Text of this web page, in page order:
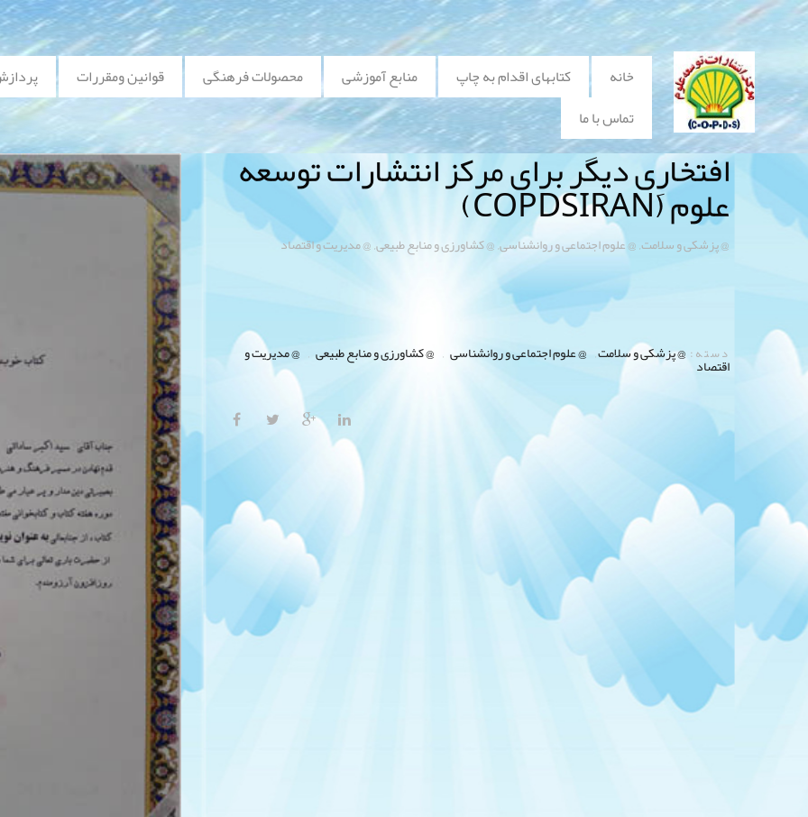
خانه کتابهای اقدام به چاپ منابع آموزشی محصولات فرهنگی قوانین ومقررات
تماس با ما
افتخارِی دیگر برای مرکز انتشارات توسعه
علوم (COPDSIRAN)
@ پزشکی و سلامت,@ علوم اجتماعی و روانشناسی,@ کشاورزی و منابع طبیعی,@ مدیریت و اقتصاد
دسته: @ پزشکی و سلامت, @ علوم اجتماعی و روانشناسی , @ کشاورزی و منابع طبیعی , @ مدیریت و
اقتصاد